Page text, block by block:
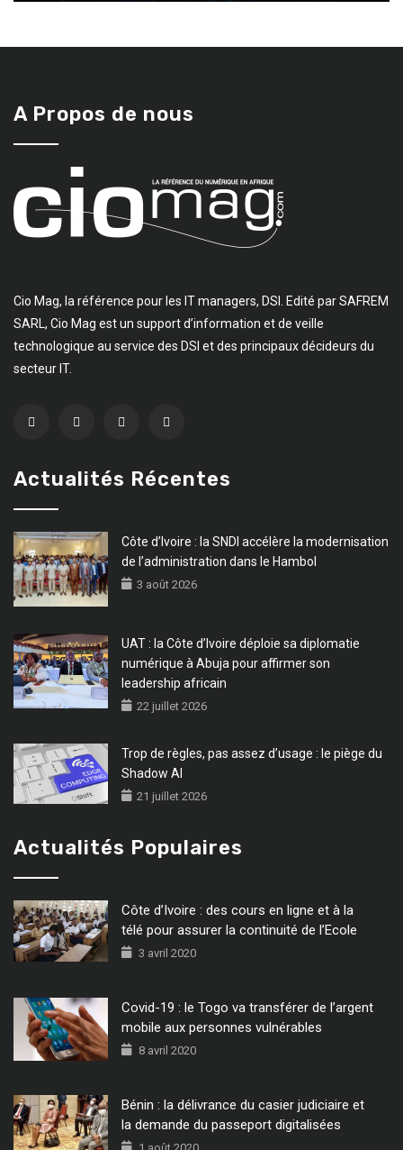
A Propos de nous
Cio Mag, la référence pour les IT managers, DSI. Edité par SAFREM
SARL, Cio Mag est un support d’information et de veille
technologique au service des DSI et des principaux décideurs du
secteur IT.
Actualités Récentes
Côte d’Ivoire : la SNDI accélère la modernisation
de l’administration dans le Hambol
3 août 2026
UAT : la Côte d’Ivoire déploie sa diplomatie
numérique à Abuja pour affirmer son
leadership africain
22 juillet 2026
Trop de règles, pas assez d’usage : le piège du
Shadow AI
21 juillet 2026
Actualités Populaires
Côte d’Ivoire : des cours en ligne et à la
télé pour assurer la continuité de l’Ecole
3 avril 2020
Covid-19 : le Togo va transférer de l’argent
mobile aux personnes vulnérables
8 avril 2020
Bénin : la délivrance du casier judiciaire et
la demande du passeport digitalisées